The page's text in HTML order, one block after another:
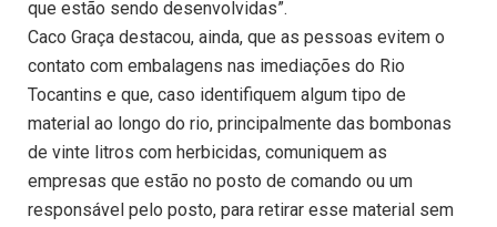
que estão sendo desenvolvidas”.
Caco Graça destacou, ainda, que as pessoas evitem o
contato com embalagens nas imediações do Rio
Tocantins e que, caso identifiquem algum tipo de
material ao longo do rio, principalmente das bombonas
de vinte litros com herbicidas, comuniquem as
empresas que estão no posto de comando ou um
responsável pelo posto, para retirar esse material sem